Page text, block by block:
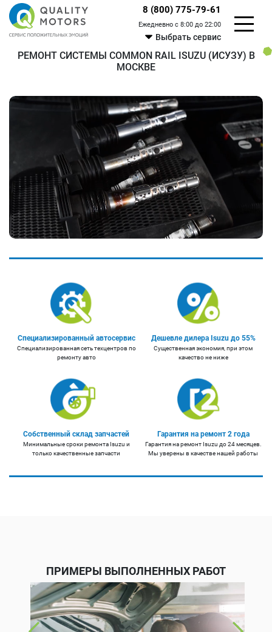
8 (800) 775-79-61
Ежедневно с 8:00 до 22:00
Выбрать сервис
РЕМОНТ СИСТЕМЫ COMMON RAIL ISUZU (ИСУЗУ) В
МОСКВЕ
Специализированный автосервис
Специализированная сеть техцентров по
ремонту авто
Дешевле дилера Isuzu до 55%
Существенная экономия, при этом
качество не ниже
Собственный склад запчастей
Минимальные сроки ремонта Isuzu и
только качественные запчасти
Гарантия на ремонт 2 года
Гарантия на ремонт Isuzu до 24 месяцев.
Мы уверены в качестве нашей работы
ПРИМЕРЫ ВЫПОЛНЕННЫХ РАБОТ